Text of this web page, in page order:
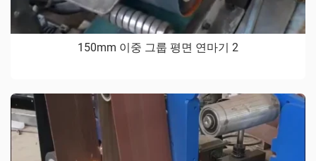
150mm 이중 그룹 평면 연마기 2